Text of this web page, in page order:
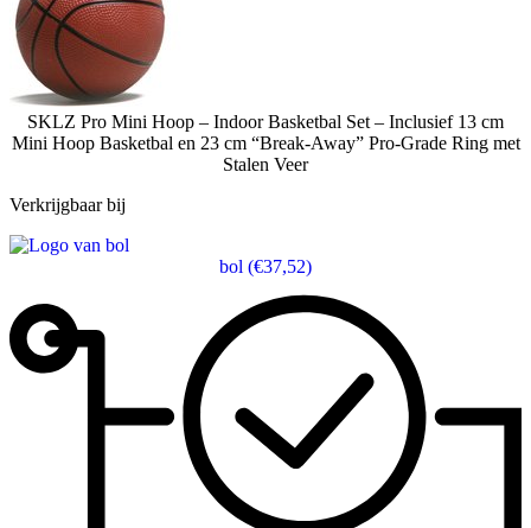
SKLZ Pro Mini Hoop – Indoor Basketbal Set – Inclusief 13 cm
Mini Hoop Basketbal en 23 cm “Break-Away” Pro-Grade Ring met
Stalen Veer
Verkrijgbaar bij
bol (€37,52)